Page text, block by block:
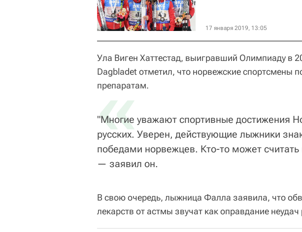
17 января 2019, 13:05
Ула Виген Хаттестад, выигравший Олимпиаду в
Dagbladet отметил, что норвежские спортсмены
препаратам.
«
"Многие уважают спортивные достижения
русских. Уверен, действующие лыжники
победами норвежцев. Кто-то может
— заявил он.
В свою очередь, лыжница Фалла заявила, что
лекарств от астмы звучат как оправдание